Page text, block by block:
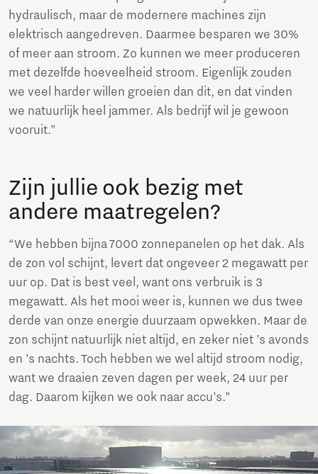
hydraulisch, maar de modernere machines zijn
elektrisch aangedreven. Daarmee besparen we 30%
of meer aan stroom. Zo kunnen we meer produceren
met dezelfde hoeveelheid stroom. Eigenlijk zouden
we veel harder willen groeien dan dit, en dat vinden
we natuurlijk heel jammer. Als bedrijf wil je gewoon
vooruit.”
Zijn jullie ook bezig met
andere maatregelen?
“We hebben bijna 7000 zonnepanelen op het dak. Als
de zon vol schijnt, levert dat ongeveer 2 megawatt per
uur op. Dat is best veel, want ons verbruik is 3
megawatt. Als het mooi weer is, kunnen we dus twee
derde van onze energie duurzaam opwekken. Maar de
zon schijnt natuurlijk niet altijd, en zeker niet ’s avonds
en ’s nachts. Toch hebben we wel altijd stroom nodig,
want we draaien zeven dagen per week, 24 uur per
dag. Daarom kijken we ook naar accu’s.”